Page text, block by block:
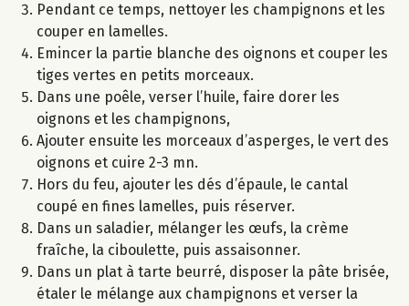
Pendant ce temps, nettoyer les champignons et les
couper en lamelles.
Emincer la partie blanche des oignons et couper les
tiges vertes en petits morceaux.
Dans une poêle, verser l’huile, faire dorer les
oignons et les champignons,
Ajouter ensuite les morceaux d’asperges, le vert des
oignons et cuire 2-3 mn.
Hors du feu, ajouter les dés d’épaule, le cantal
coupé en fines lamelles, puis réserver.
Dans un saladier, mélanger les œufs, la crème
fraîche, la ciboulette, puis assaisonner.
Dans un plat à tarte beurré, disposer la pâte brisée,
étaler le mélange aux champignons et verser la